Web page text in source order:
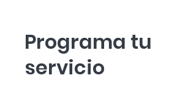
Programa tu
servicio